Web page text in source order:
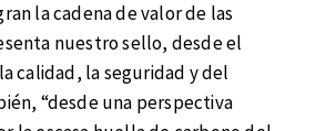
la cadena de valor de las
nuestro sello, desde el
calidad, la seguridad y del
“desde una perspectiva